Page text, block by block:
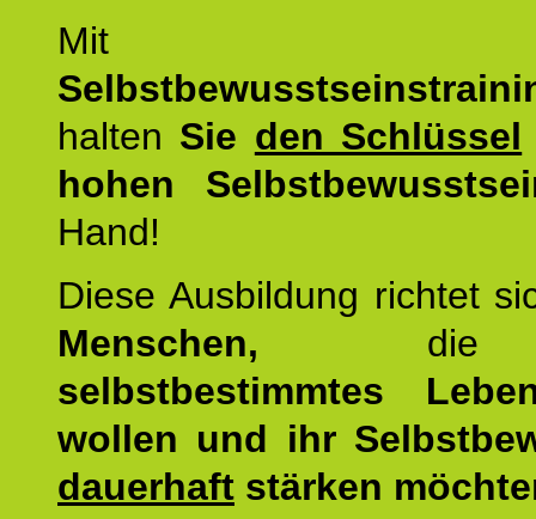
Mit
halten Sie den Schlüssel
hohen
Hand!
Diese Ausbildung richtet
Menschen,
selbstbestimmtes
wollen und ihr
dauerhaft stärken